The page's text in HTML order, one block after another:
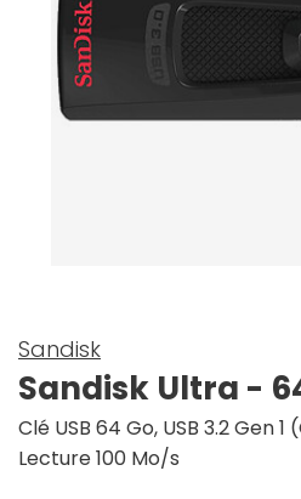
Sandisk
Sandisk Ultra -
Clé USB 64 Go, USB 3.2 Gen
Lecture 100 Mo/s